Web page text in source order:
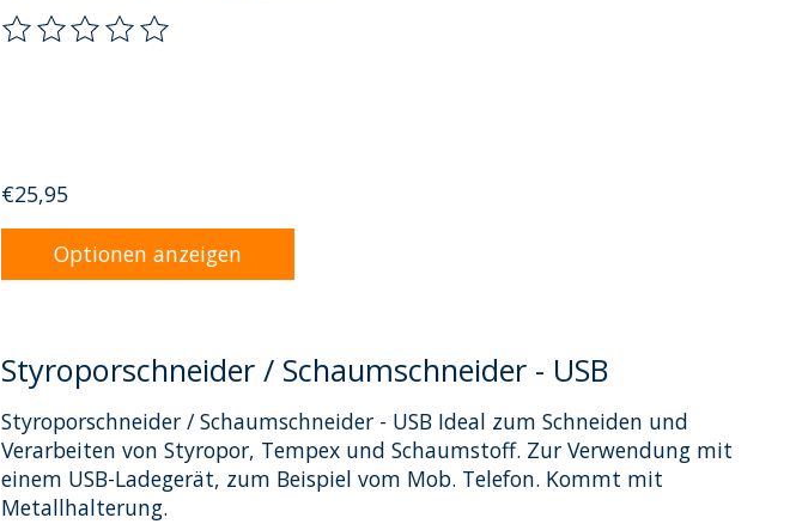
Die Bewertung dieses Produkts ist
€25,95
Optionen anzeigen
Styroporschneider / Schaumschneider - USB
Styroporschneider / Schaumschneider - USB Ideal zum Schneiden und
Verarbeiten von Styropor, Tempex und Schaumstoff. Zur Verwendung mit
einem USB-Ladegerät, zum Beispiel vom Mob. Telefon. Kommt mit
Metallhalterung.